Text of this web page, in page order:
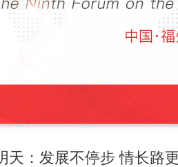
天：发展不停步 情长路